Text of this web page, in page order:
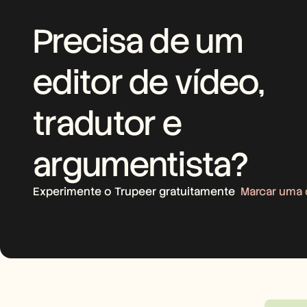
Precisa de um
editor de vídeo,
tradutor e
argumentista?
Experimente o Trupeer gratuitamente Marcar